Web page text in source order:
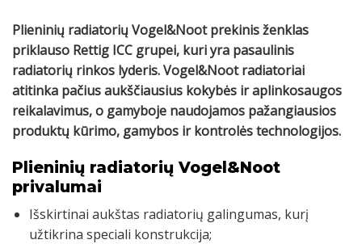
Plieninių radiatorių Vogel&Noot prekinis ženklas
priklauso Rettig ICC grupei, kuri yra pasaulinis
radiatorių rinkos lyderis. Vogel&Noot radiatoriai
atitinka pačius aukščiausius kokybės ir aplinkosaugos
reikalavimus, o gamyboje naudojamos pažangiausios
produktų kūrimo, gamybos ir kontrolės technologijos.
Plieninių radiatorių Vogel&Noot
privalumai
Išskirtinai aukštas radiatorių galingumas, kurį
užtikrina speciali konstrukcija;